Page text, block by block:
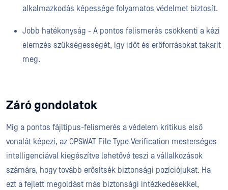
alkalmazkodás képessége folyamatos védelmet biztosít.
Jobb hatékonyság - A pontos felismerés csökkenti a kézi
elemzés szükségességét, így időt és erőforrásokat takarít
meg.
Záró gondolatok
Míg a pontos fájltípus-felismerés a védelem kritikus első
vonalát képezi, az OPSWAT File Type Verification mesterséges
intelligenciával kiegészítve lehetővé teszi a vállalkozások
számára, hogy tovább erősítsék biztonsági pozíciójukat. Ha
ezt a fejlett megoldást más biztonsági intézkedésekkel,